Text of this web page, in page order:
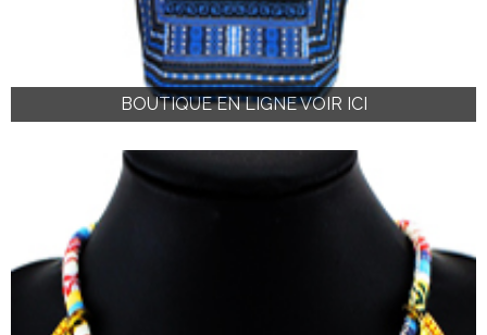
BOUTIQUE EN LIGNE VOIR ICI